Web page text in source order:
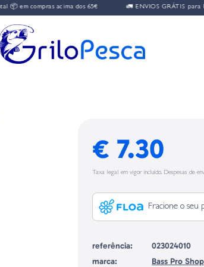
em compras acima dos 65€ 🚛 ENVIOS GRÁTIS para
€ 7.30
Taxa legal em vigor incluído. Despesas de
Fracione o
referência:
023024010
marca:
Bass Pro Shop